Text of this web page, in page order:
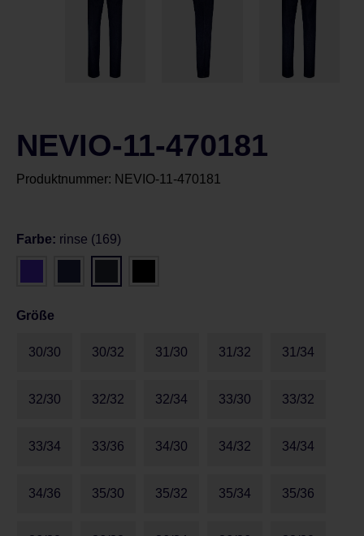
NEVIO-11-470181
Produktnummer: NEVIO-11-470181
Farbe: rinse (169)
Größe
30/30 30/32 31/30 31/32 31/34
32/30 32/32 32/34 33/30 33/32
33/34 33/36 34/30 34/32 34/34
34/36 35/30 35/32 35/34 35/36